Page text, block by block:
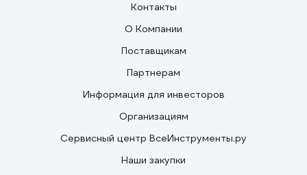
Контакты
О Компании
Поставщикам
Партнерам
Информация для инвесторов
Организациям
Сервисный центр ВсеИнструменты.ру
Наши закупки